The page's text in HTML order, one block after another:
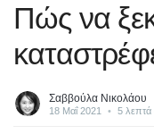
Πώς να
Σαββούλα Νικολάου
18 Μαΐ 2021 • 5